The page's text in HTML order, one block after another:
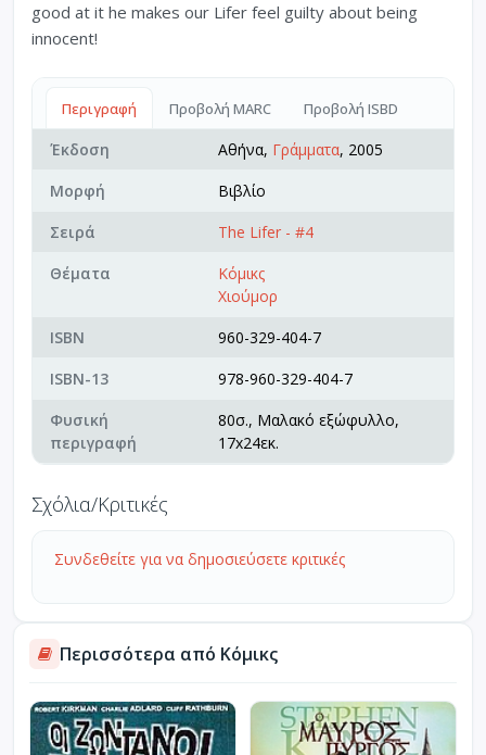
good at it he makes our Lifer feel guilty about being
innocent!
Περιγραφή Προβολή MARC Προβολή ISBD
Έκδοση Αθήνα, Γράμματα, 2005
Μορφή
Βιβλίο
Σειρά
The Lifer - #4
Θέματα
Κόμικς
Χιούμορ
ISBN
960-329-404-7
ISBN-13
978-960-329-404-7
Φυσική
περιγραφή
80σ., Μαλακό εξώφυλλο,
17x24εκ.
Σχόλια/Κριτικές
Συνδεθείτε για να δημοσιεύσετε κριτικές
Περισσότερα από Κόμικς